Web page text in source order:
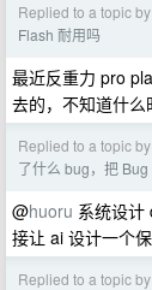
Replied to a topic
Flash 耐用吗
最近反重力 pro
去的，不知道什
Replied to a topic
了什么 bug，把
@huoru 系统设计
接让 ai 设计一个
Replied to a topic